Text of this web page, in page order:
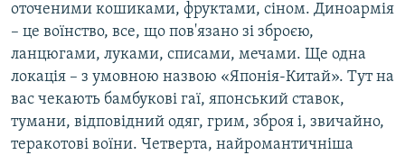
оточеними кошиками, фруктами, сіном. Диноармія
– це воїнство, все, що пов'язано зі зброєю,
ланцюгами, луками, списами, мечами. Ще одна
локація – з умовною назвою «Японія-Китай». Тут на
вас чекають бамбукові гаї, японський ставок,
тумани, відповідний одяг, грим, зброя і, звичайно,
теракотові воїни. Четверта, найромантичніша